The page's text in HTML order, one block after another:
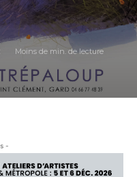
Moins de min. de lecture
-